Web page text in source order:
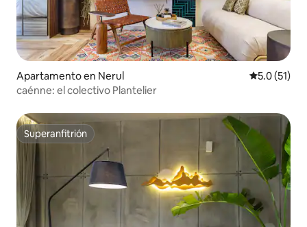
Apartamento en Nerul Calificación
5.0 (51)
caénne: el colectivo Plantelier
Superanfitrión
Superanfitrión